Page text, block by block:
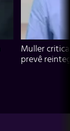
Muller
prevê